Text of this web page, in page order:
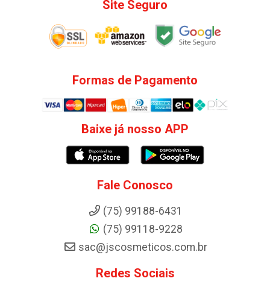
Site Seguro
Formas de Pagamento
Baixe já nosso APP
Fale Conosco
(75) 99188-6431
(75) 99118-9228
sac@jscosmeticos.com.br
Redes Sociais